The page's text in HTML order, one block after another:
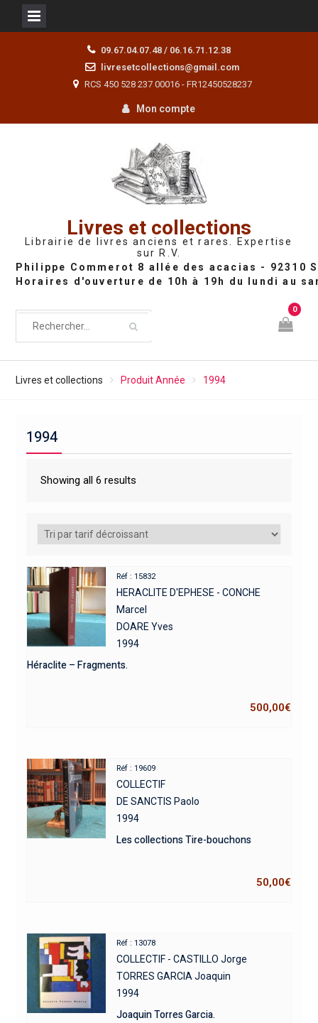
09.67.04.07.48 / 06.16.71.12.38
livresetcollections@gmail.com
RCS 450 528 237 00016 - FR12450528237
Mon compte
Livres et collections
Librairie de livres anciens et rares. Expertise
sur R.V.
0
Livres et collections Produit Année 1994
1994
Showing all 6 results
Réf : 15832
HERACLITE D'EPHESE - CONCHE
Marcel
DOARE Yves
1994
Héraclite – Fragments.
500,00€
Réf : 19609
COLLECTIF
DE SANCTIS Paolo
1994
Les collections Tire-bouchons
50,00€
Réf : 13078
COLLECTIF - CASTILLO Jorge
TORRES GARCIA Joaquin
1994
Joaquin Torres Garcia.